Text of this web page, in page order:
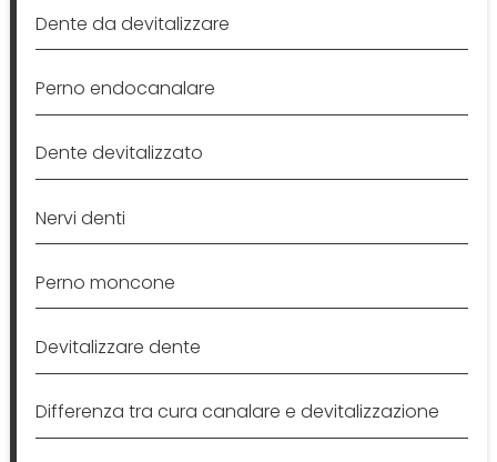
Dente da devitalizzare
Perno endocanalare
Dente devitalizzato
Nervi denti
Perno moncone
Devitalizzare dente
Differenza tra cura canalare e devitalizzazione